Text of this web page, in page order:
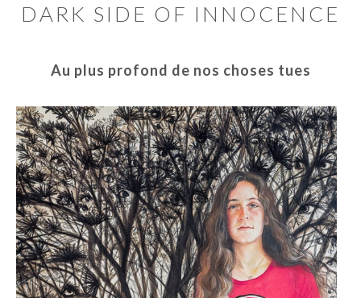
DARK SIDE OF INNOCENCE
Au plus profond de nos choses tues